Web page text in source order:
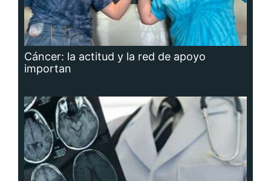
Cáncer: la actitud y la red de apoyo
importan